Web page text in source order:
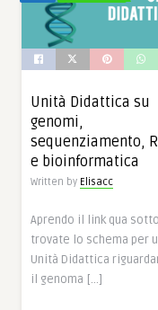
Unità Didattica su
genomi,
sequenziamento,
e bioinformatica
Written by Elisacc
Aprendo il link qua
trovate lo schema per
Unità Didattica
il genoma […]